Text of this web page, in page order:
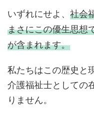
いずれにせよ、 社会
まさにこの優生思想
が含まれます。
私たちはこの歴史と
介護福祉士としての
りません。